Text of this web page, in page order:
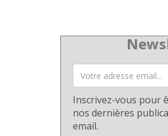
Inscrivez-vous pour
nos dernières
email.